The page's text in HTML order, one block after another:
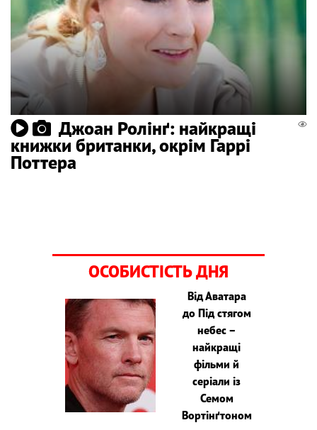
Джоан Ролінґ: найкращі
книжки британки, окрім Гаррі
Поттера
ОСОБИСТІСТЬ ДНЯ
Від Аватара
до Під стягом
небес –
найкращі
фільми й
серіали із
Семом
Вортінґтоном